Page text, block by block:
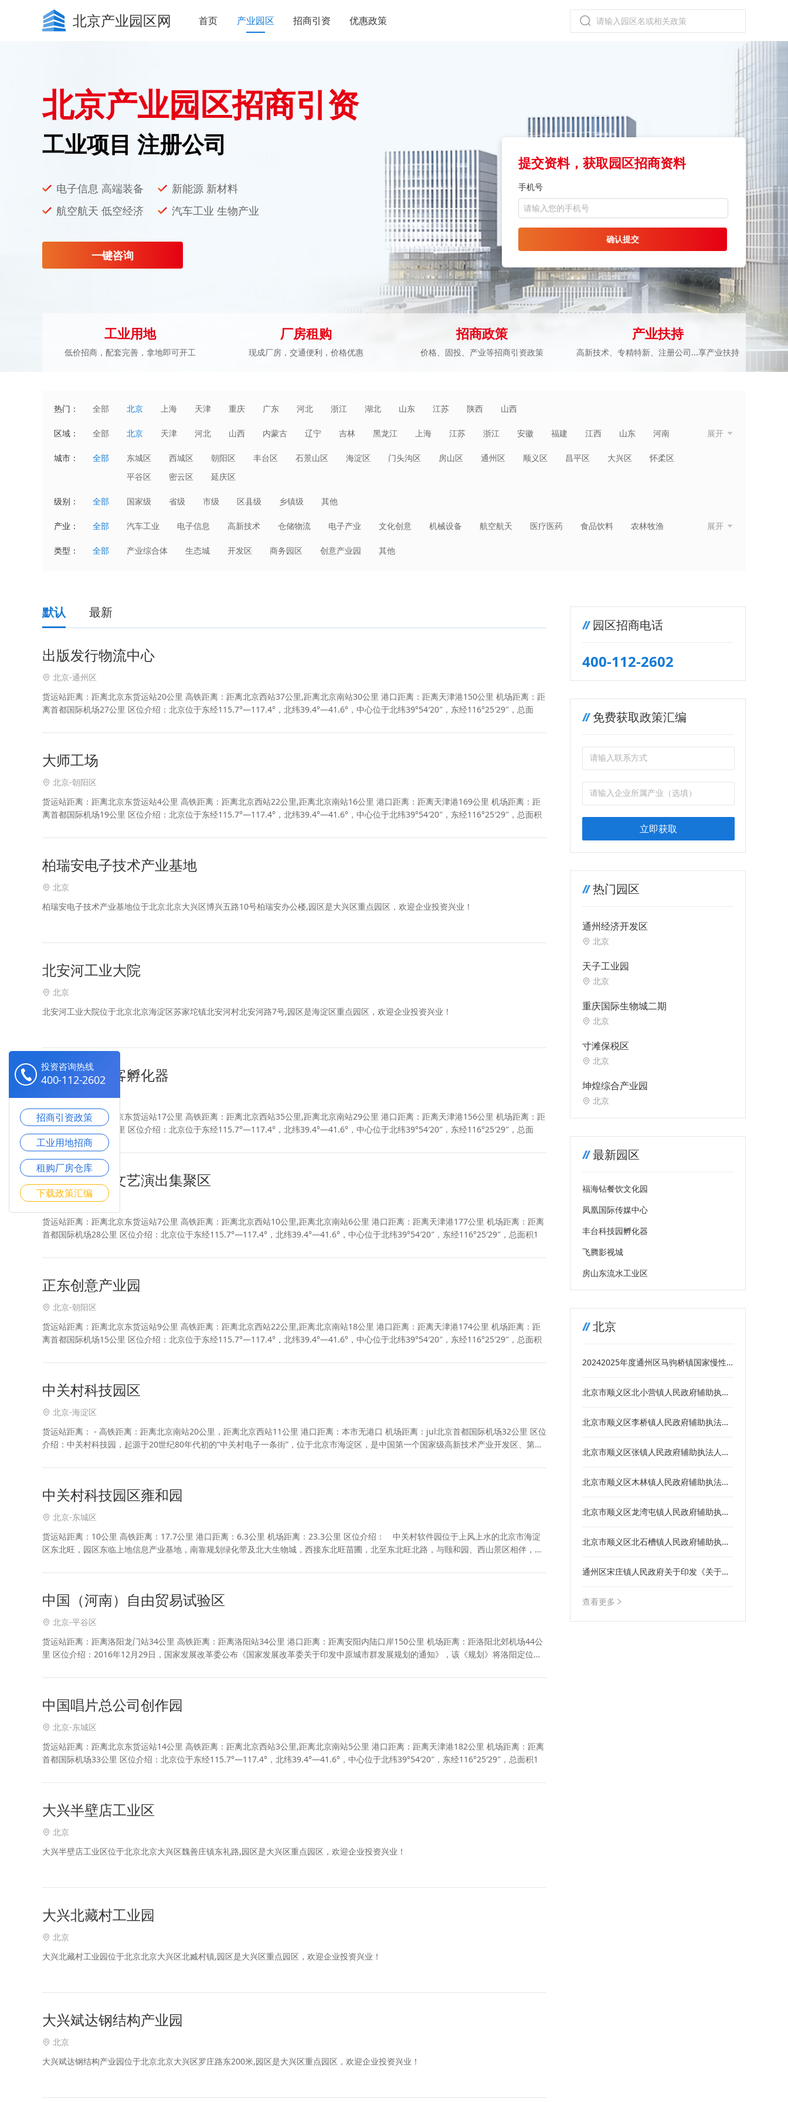
北京产业园区网 首页 产业园区 招商引资 优惠政策
北京产业园区招商引资
工业项目 注册公司
电子信息 高端装备
新能源 新材料
航空航天 低空经济
汽车工业 生物产业
一键咨询
提交资料，获取园区招商资料
手机号
确认提交
工业用地
低价招商，配套完善，拿地即可开工
厂房租购
现成厂房，交通便利，价格优惠
招商政策
价格、固投、产业等招商引资政策
产业扶持
高新技术、专精特新、注册公司...享产业扶持
热门： 全部 北京 上海 天津 重庆 广东 河北 浙江 湖北 山东 江苏 陕西 山西
区域： 全部 北京 天津 河北 山西 内蒙古 辽宁 吉林 黑龙江 上海 江苏 浙江 安徽 福建 江西 山东
河南
湖北
湖南 广西 海南 重庆 四川 贵州 云南 西藏 陕西 甘肃 青海 宁夏 新疆 台湾
香港
澳门
展开
城市： 全部 东城区 西城区 朝阳区 丰台区 石景山区 海淀区 门头沟区 房山区 通州区 顺义区 昌平区 大兴区
怀柔区
平谷区
密云区 延庆区
级别： 全部 国家级 省级 市级 区县级 乡镇级 其他
产业： 全部 汽车工业 电子信息 高新技术 仓储物流 电子产业 文化创意 机械设备 航空航天 医疗医药 食品饮料
农林牧渔
国防科技产业
能源电力 化工日化 环保节能 建材冶金
展开
类型： 全部 产业综合体 生态城 开发区 商务园区 创意产业园 其他
默认 最新
出版发行物流中心
北京-通州区
货运站距离：距离北京东货运站20公里 高铁距离：距离北京西站37公里,距离北京南站30公里 港口距离：距离天津港150公里 机场距离：距
离首都国际机场27公里 区位介绍：北京位于东经115.7°—117.4°，北纬39.4°—41.6°，中心位于北纬39°54′20″，东经116°25′29″，总面
大师工场
北京-朝阳区
货运站距离：距离北京东货运站4公里 高铁距离：距离北京西站22公里,距离北京南站16公里 港口距离：距离天津港169公里 机场距离：距
离首都国际机场19公里 区位介绍：北京位于东经115.7°—117.4°，北纬39.4°—41.6°，中心位于北纬39°54′20″，东经116°25′29″，总面积
柏瑞安电子技术产业基地
北京
柏瑞安电子技术产业基地位于北京北京大兴区博兴五路10号柏瑞安办公楼,园区是大兴区重点园区，欢迎企业投资兴业！
北安河工业大院
北京
北安河工业大院位于北京北京海淀区苏家坨镇北安河村北安河路7号,园区是海淀区重点园区，欢迎企业投资兴业！
永顺互联创客孵化器
北京-通州区
货运站距离：距离北京东货运站17公里 高铁距离：距离北京西站35公里,距离北京南站29公里 港口距离：距离天津港156公里 机场距离：距
离首都国际机场19公里 区位介绍：北京位于东经115.7°—117.4°，北纬39.4°—41.6°，中心位于北纬39°54′20″，东经116°25′29″，总面
长安街沿线文艺演出集聚区
北京-东城区
货运站距离：距离北京东货运站7公里 高铁距离：距离北京西站10公里,距离北京南站6公里 港口距离：距离天津港177公里 机场距离：距离
首都国际机场28公里 区位介绍：北京位于东经115.7°—117.4°，北纬39.4°—41.6°，中心位于北纬39°54′20″，东经116°25′29″，总面积1
正东创意产业园
北京-朝阳区
货运站距离：距离北京东货运站9公里 高铁距离：距离北京西站22公里,距离北京南站18公里 港口距离：距离天津港174公里 机场距离：距
离首都国际机场15公里 区位介绍：北京位于东经115.7°—117.4°，北纬39.4°—41.6°，中心位于北纬39°54′20″，东经116°25′29″，总面积
中关村科技园区
北京-海淀区
货运站距离： - 高铁距离：距离北京南站20公里，距离北京西站11公里 港口距离：本市无港口 机场距离：jul北京首都国际机场32公里 区位
介绍：中关村科技园，起源于20世纪80年代初的“中关村电子一条街”，位于北京市海淀区，是中国第一个国家级高新技术产业开发区、第一
中关村科技园区雍和园
北京-东城区
货运站距离：10公里 高铁距离：17.7公里 港口距离：6.3公里 机场距离：23.3公里 区位介绍： 中关村软件园位于上风上水的北京市海淀
区东北旺，园区东临上地信息产业基地，南靠规划绿化带及北大生物城，西接东北旺苗圃，北至东北旺北路，与颐和园、西山景区相伴，自
中国（河南）自由贸易试验区
北京-平谷区
货运站距离：距离洛阳龙门站34公里 高铁距离：距离洛阳站34公里 港口距离：距离安阳内陆口岸150公里 机场距离：距洛阳北郊机场44公
里 区位介绍：2016年12月29日，国家发展改革委公布《国家发展改革委关于印发中原城市群发展规划的通知》，该《规划》将洛阳定位为
中国唱片总公司创作园
北京-东城区
货运站距离：距离北京东货运站14公里 高铁距离：距离北京西站3公里,距离北京南站5公里 港口距离：距离天津港182公里 机场距离：距离
首都国际机场33公里 区位介绍：北京位于东经115.7°—117.4°，北纬39.4°—41.6°，中心位于北纬39°54′20″，东经116°25′29″，总面积1
大兴半壁店工业区
北京
大兴半壁店工业区位于北京北京大兴区魏善庄镇东礼路,园区是大兴区重点园区，欢迎企业投资兴业！
大兴北藏村工业园
北京
大兴北藏村工业园位于北京北京大兴区北臧村镇,园区是大兴区重点园区，欢迎企业投资兴业！
大兴斌达钢结构产业园
北京
大兴斌达钢结构产业园位于北京北京大兴区罗庄路东200米,园区是大兴区重点园区，欢迎企业投资兴业！
园区招商电话
400-112-2602
免费获取政策汇编
立即获取
热门园区
通州经济开发区
北京
天子工业园
北京
重庆国际生物城二期
北京
寸滩保税区
北京
坤煌综合产业园
北京
最新园区
福海钻餐饮文化园
凤凰国际传媒中心
丰台科技园孵化器
飞腾影视城
房山东流水工业区
北京
20242025年度通州区马驹桥镇国家慢性
审工作方案
北京市顺义区北小营镇人民政府辅助执法
北京市顺义区李桥镇人民政府辅助执法人
北京市顺义区张镇人民政府辅助执法人员
北京市顺义区木林镇人民政府辅助执法人
北京市顺义区龙湾屯镇人民政府辅助执法
北京市顺义区北石槽镇人民政府辅助执法
通州区宋庄镇人民政府关于印发《关于规
见》和《关于规范企业自用加油（柴油）
查看更多
投资咨询热线
400-112-2602
招商引资政策
工业用地招商
租购厂房仓库
下载政策汇编